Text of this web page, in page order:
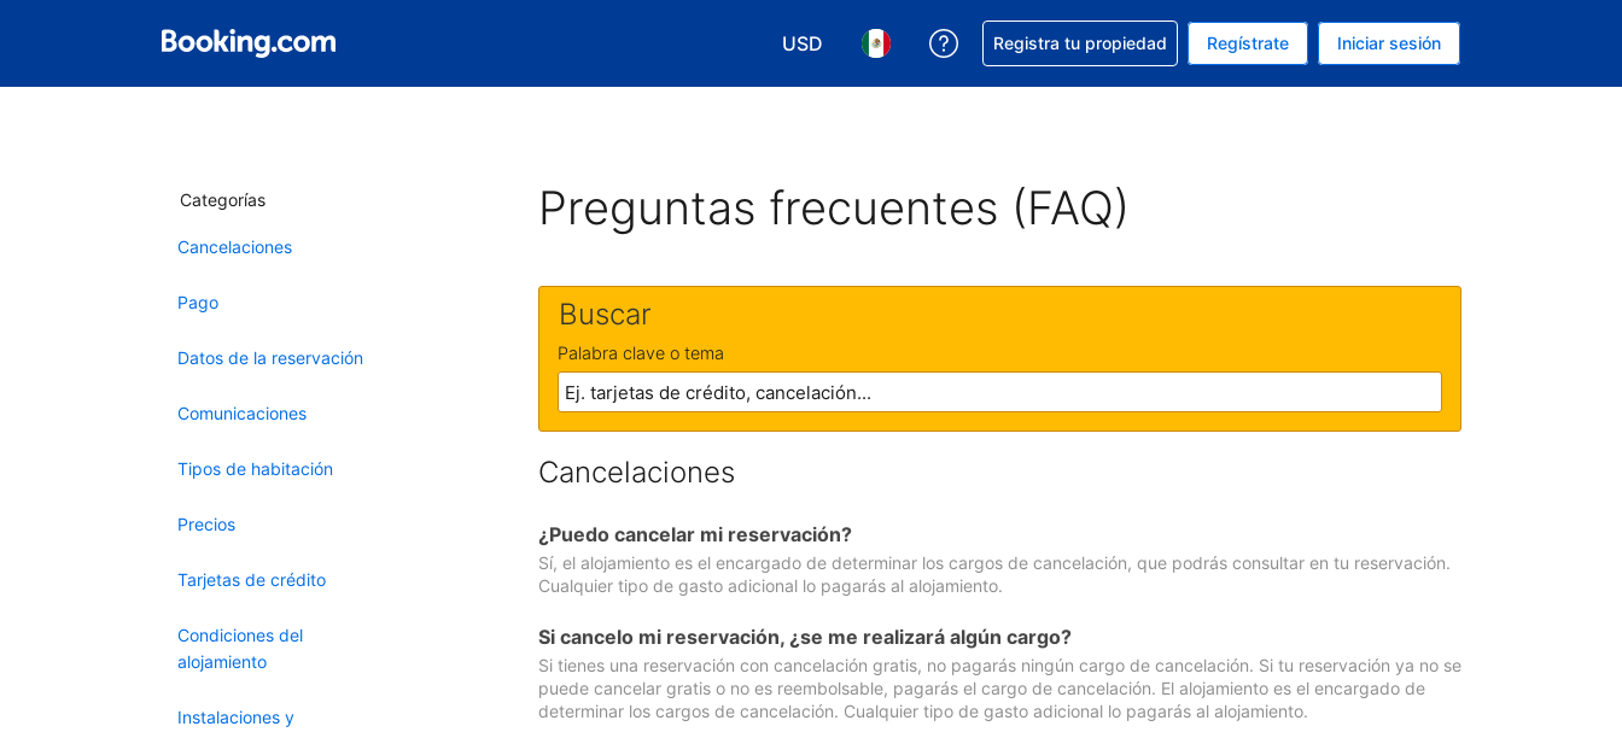
USD
Elegir tu moneda. Tu moneda actual es Dólar de EEUU
Elegir el idioma que prefieres. Tu idioma actual es Español (México)
Obtener ayuda con la reservación
Registra tu propiedad Regístrate Iniciar sesión
Categorías
Cancelaciones
Pago
Datos de la reservación
Comunicaciones
Tipos de habitación
Precios
Tarjetas de crédito
Condiciones del
alojamiento
Instalaciones y
Preguntas frecuentes (FAQ)
Buscar
Palabra clave o tema
Cancelaciones
¿Puedo cancelar mi reservación?
Sí, el alojamiento es el encargado de determinar los cargos de cancelación, que podrás consultar en tu reservación.
Cualquier tipo de gasto adicional lo pagarás al alojamiento.
Si cancelo mi reservación, ¿se me realizará algún cargo?
Si tienes una reservación con cancelación gratis, no pagarás ningún cargo de cancelación. Si tu reservación ya no se
puede cancelar gratis o no es reembolsable, pagarás el cargo de cancelación. El alojamiento es el encargado de
determinar los cargos de cancelación. Cualquier tipo de gasto adicional lo pagarás al alojamiento.